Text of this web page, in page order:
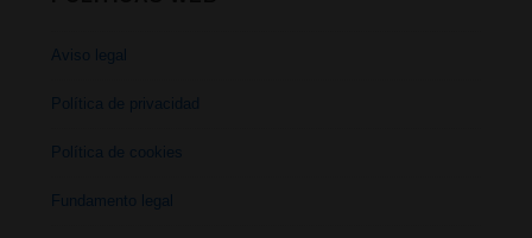
Aviso legal
Política de privacidad
Política de cookies
Fundamento legal